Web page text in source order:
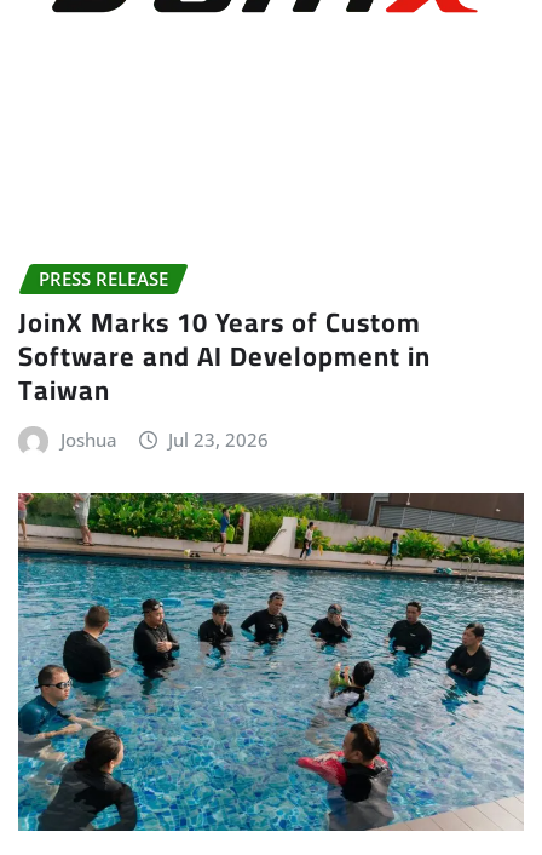
PRESS RELEASE
JoinX Marks 10 Years of Custom
Software and AI Development in
Taiwan
Joshua Jul 23, 2026